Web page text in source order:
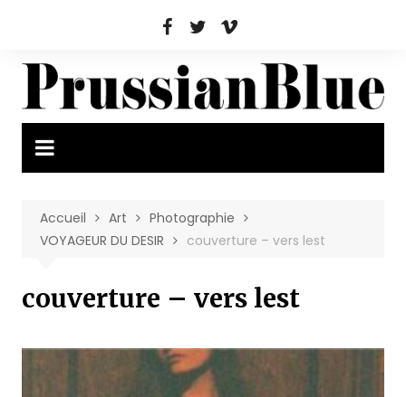
Accueil Art
Photographie
VOYAGEUR DU DESIR
couverture – vers lest
couverture – vers lest